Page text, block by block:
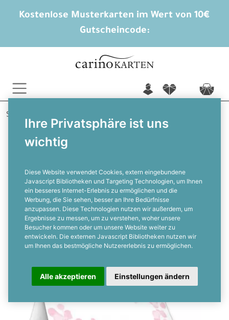
Kostenlose Musterkarten im Wert von 10€
Gutscheincode:
Ihre Privatsphäre ist uns
wichtig
Diese Website verwendet Cookies, extern eingebundene
Javascript Bibliotheken und Targeting Technologien, um Ihnen
ein besseres Internet-Erlebnis zu ermöglichen und die
Werbung, die Sie sehen, besser an Ihre Bedürfnisse
anzupassen. Diese Technologien nutzen wir außerdem, um
Ergebnisse zu messen, um zu verstehen, woher unsere
Besucher kommen oder um unsere Website weiter zu
entwickeln. Die externen Javascript Bibliotheken nutzen wir
um Ihnen das bestmögliche Nutzererlebnis zu ermöglichen.
Alle akzeptieren Einstellungen ändern
n f c
Startseite
Personalisierbar
Tischkarten zur Kommunion mit